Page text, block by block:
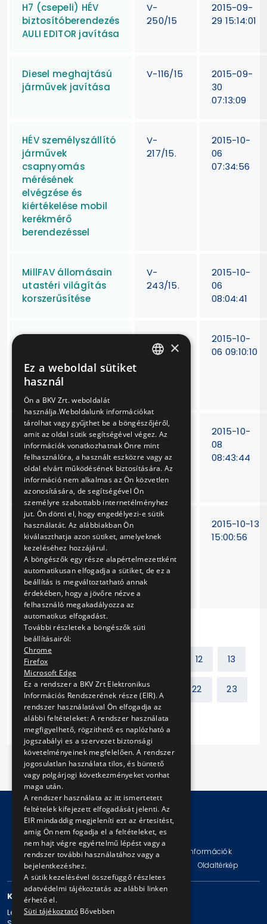
H7 (csepeli) HÉV
biztosítóberendezés
AULI EDITOR javítása
V-
250/15
2015-09-
29 15:14:01
Diesel meghajtású
járművek javítása
V-116/15
2015-09-
30
07:13:09
HÉV személyszállító
járművek
csapnyomás
mérésének
elvégzése és
kiértékelése mobil
kerékmérő
berendezéssel
V-
217/15.
2015-10-
06
07:34:56
MillFAV állomásain
utastéri világítás
korszerűsítése
V-
243/15.
2015-10-
06
08:04:41
Combino
kapaszkodói
felújításának
V-
279/15
2015-10-
06 09:10:10
Combino
villamosokhoz
utastéri
kapaszkodók
szállítása
V-
278/15.
2015-10-
08
08:43:44
M3 metróvonal 15
állomásán lévő
speciális, állomási
hírközlő
vezérlőasztalok
javítása
226/15.
2015-10-13
15:00:56
Előző 12 13
14 15 16 17 22 23
Következő
© Copyright 2026 BKV Zrt.
Impresszum Jogi nyilatkozat Technikai információk
Adatvédelmi politika és tájékoztatások
Oldaltérkép
KAPCSOLAT
Levelezési cím: 1980 Budapest, Pf. 11.
×
Ez a weboldal sütiket
használ
Ön a BKV Zrt. weboldalát
használja.Weboldalunk információkat
tárolhat vagy gyűjthet be a böngészőjéről,
amit az oldal sütik segítségével végez. Az
információk vonatkozhatnak Önre mint
felhasználóra, a használt eszközre vagy az
oldal elvárt működésének biztosítására. Az
információ nem alkalmas az Ön közvetlen
azonosítására, de segítségével Ön
személyre szabottabb internetélményhez
jut. Ön dönti el, hogy engedélyezi-e sütik
használatát. Az alábbiakban Ön
kiválaszthatja azon sütiket, amelyeknek
kezeléséhez hozzájárul.
A böngészők egy része alapértelmezettként
automatikusan elfogadja a sütiket, de ez a
beállítás is megváltoztatható annak
érdekében, hogy a jövőre nézve a
felhasználó megakadályozza az
automatikus elfogadást.
További részletek a böngészők süti
beállításairól:
Chrome
Firefox
Microsoft Edge
Ez a rendszer a BKV Zrt Elektronikus
Információs Rendszerének része (EIR). A
rendszer használatával Ön elfogadja az
alábbi feltételeket: A rendszer használata
megfigyelhető, rögzithető es naplózható a
jogszabályi es a szervezet biztonsági
követelményeinek megfelelően. A rendszer
jogosulatlan használata tilos, és büntető
vagy polgárjogi következményeket vonhat
maga után.
A rendszer használata az itt ismertetett
feltételek kifejezett elfogadását jelenti. Az
EIR mindaddig megjeleníti ezt az értesitést,
amig Ön nem fogadja el a feltételeket, es
nem hajt végre egyértelmű lépést vagy a
rendszer további használatához vagy a
bejelentkezéshez.
A sütik kezelésével összefüggő részletes
adatvédelmi tájékoztatás az alábbi linken
érhető el.
Süti tájékoztató Bővebben